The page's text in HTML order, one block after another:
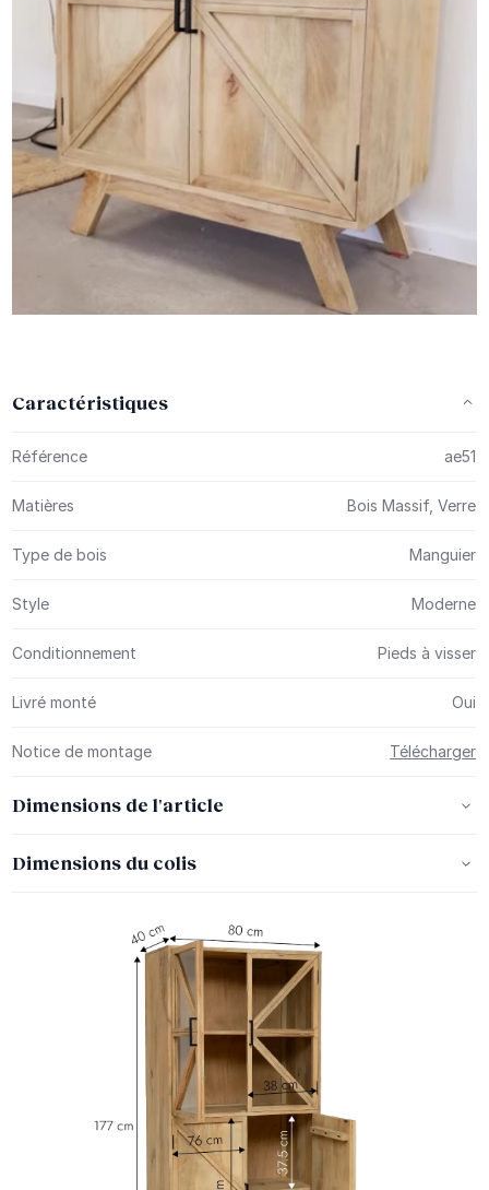
Caractéristiques
Référence ae51
Matières Bois Massif, Verre
Type de bois Manguier
Style Moderne
Conditionnement Pieds à visser
Livré monté Oui
Notice de montage Télécharger
Dimensions de l'article
Dimensions du colis